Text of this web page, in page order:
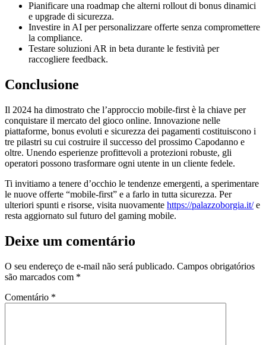
Pianificare una roadmap che alterni rollout di bonus dinamici
e upgrade di sicurezza.
Investire in AI per personalizzare offerte senza compromettere
la compliance.
Testare soluzioni AR in beta durante le festività per
raccogliere feedback.
Conclusione
Il 2024 ha dimostrato che l’approccio mobile‑first è la chiave per
conquistare il mercato del gioco online. Innovazione nelle
piattaforme, bonus evoluti e sicurezza dei pagamenti costituiscono i
tre pilastri su cui costruire il successo del prossimo Capodanno e
oltre. Unendo esperienze profittevoli a protezioni robuste, gli
operatori possono trasformare ogni utente in un cliente fedele.
Ti invitiamo a tenere d’occhio le tendenze emergenti, a sperimentare
le nuove offerte “mobile‑first” e a farlo in tutta sicurezza. Per
ulteriori spunti e risorse, visita nuovamente https://palazzoborgia.it/e
resta aggiornato sul futuro del gaming mobile.
Deixe um comentário
O seu endereço de e-mail não será publicado. Campos obrigatórios
são marcados com *
Comentário *